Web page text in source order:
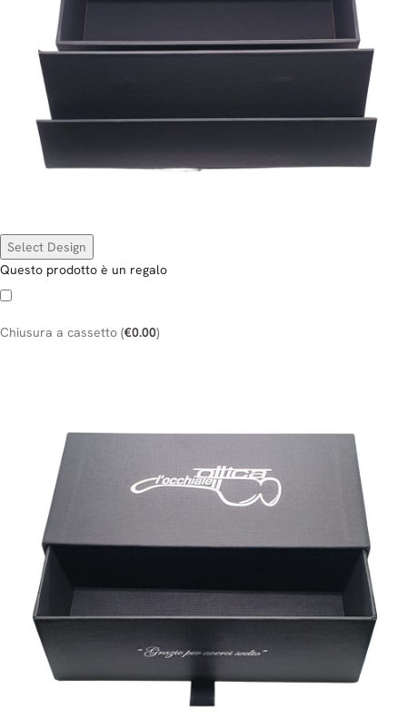
Questo prodotto è un regalo
Chiusura a cassetto (€0.00)